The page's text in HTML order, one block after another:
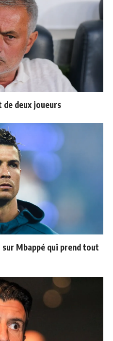
deux joueurs
Mbappé qui prend tout